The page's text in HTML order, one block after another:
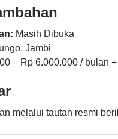
Masih Dibuka
Jambi
– Rp 6.000.000 / bulan
melalui tautan resmi